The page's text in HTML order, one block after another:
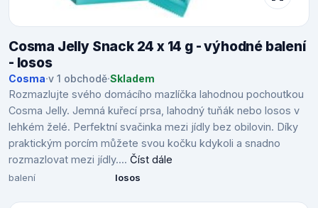
Cosma Jelly Snack 24 x 14 g - výhodné balení
- losos
Cosma·v 1 obchodě·Skladem
Rozmazlujte svého domácího mazlíčka lahodnou pochoutkou
Cosma Jelly. Jemná kuřecí prsa, lahodný tuňák nebo losos v
lehkém želé. Perfektní svačinka mezi jídly bez obilovin. Díky
praktickým porcím můžete svou kočku kdykoli a snadno
rozmazlovat mezi jídly.... Číst dále
balení losos